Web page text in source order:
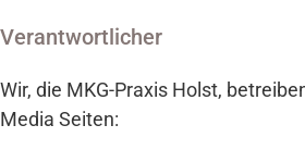
Verantwortlicher
Wir, die MKG-Praxis Holst,
Media Seiten: